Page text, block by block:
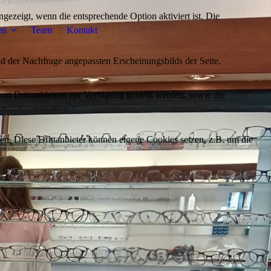
Team Kontakt
wenn die entsprechende Option aktiviert ist. Die
Nachfrage angepassten Erscheinungsbilds der Seite.
Drittanbietern zur Verfügung gestellt werden, sowie die
Diese Drittanbieter können eigene Cookies setzen, z.B. um die